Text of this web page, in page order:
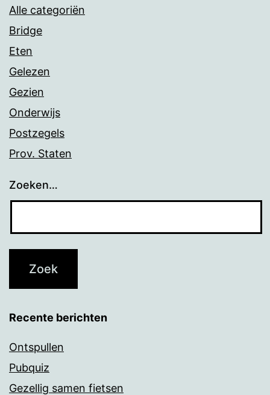
Alle categoriën
Bridge
Eten
Gelezen
Gezien
Onderwijs
Postzegels
Prov. Staten
Zoeken…
Recente berichten
Ontspullen
Pubquiz
Gezellig samen fietsen